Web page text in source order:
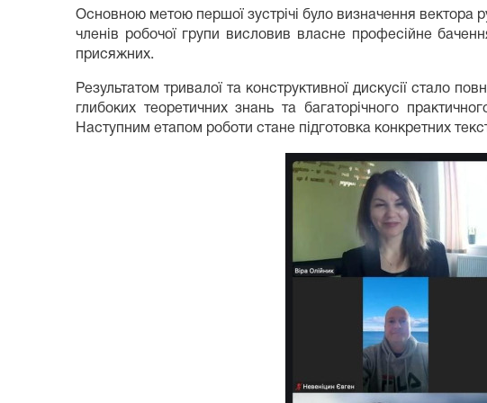
Основною метою першої зустрічі було визначення вектора
членів робочої групи висловив власне професійне
присяжних.
Результатом тривалої та конструктивної дискусії стало
глибоких теоретичних знань та багаторічного
Наступним етапом роботи стане підготовка конкретних